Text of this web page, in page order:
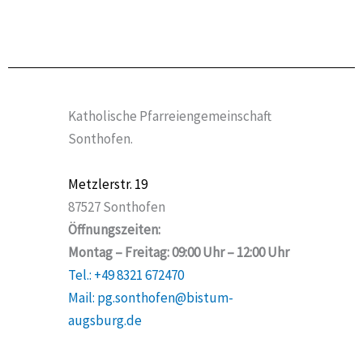
Katholische Pfarreiengemeinschaft
Sonthofen.
Metzlerstr. 19
87527 Sonthofen
Öffnungszeiten:
Montag – Freitag: 09:00 Uhr – 12:00 Uhr
Tel.: +49 8321 672470
Mail: pg.sonthofen@bistum-
augsburg.de